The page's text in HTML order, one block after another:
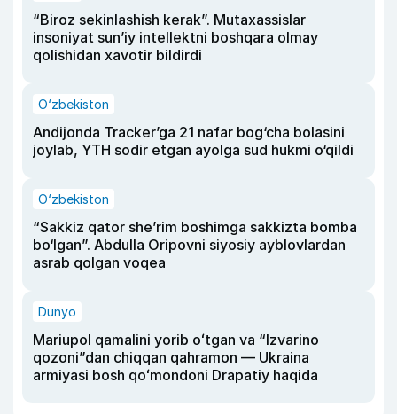
“Biroz sekinlashish kerak”. Mutaxassislar
insoniyat sun’iy intellektni boshqara olmay
qolishidan xavotir bildirdi
O‘zbekiston
Andijonda Tracker’ga 21 nafar bog‘cha bolasini
joylab, YTH sodir etgan ayolga sud hukmi o‘qildi
O‘zbekiston
“Sakkiz qator she’rim boshimga sakkizta bomba
bo‘lgan”. Abdulla Oripovni siyosiy ayblovlardan
asrab qolgan voqea
Dunyo
Mariupol qamalini yorib oʻtgan va “Izvarino
qozoni”dan chiqqan qahramon — Ukraina
armiyasi bosh qoʻmondoni Drapatiy haqida